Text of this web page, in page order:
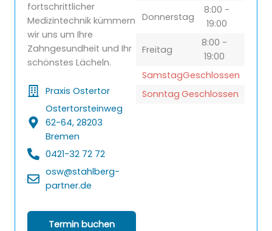
fortschrittlicher
Medizintechnik kümmern
wir uns um Ihre
Zahngesundheit und Ihr
schönstes Lächeln.
Praxis Ostertor
Ostertorsteinweg
62-64, 28203
Bremen
0421-32 72 72
osw@stahlberg-
partner.de
Termin buchen
Donnerstag
8:00 -
19:00
Freitag
8:00 -
19:00
SamstagGeschlossen
Sonntag Geschlossen